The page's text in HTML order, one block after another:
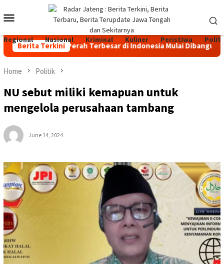
to
Mobile
Menu
Regional Nasional Kriminal Kuliner Peristiwa
Berita Terkini
Sapi Perah Terbesar di Indonesia Mulai Dibangun di
Home Politik
NU sebut miliki kemapuan untuk
mengelola perusahaan tambang
June 14, 2024